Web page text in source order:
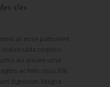
clés
ac esse parturient
corporis
eu ornare urna
ac felis risus. Elit
dignissim. Magna